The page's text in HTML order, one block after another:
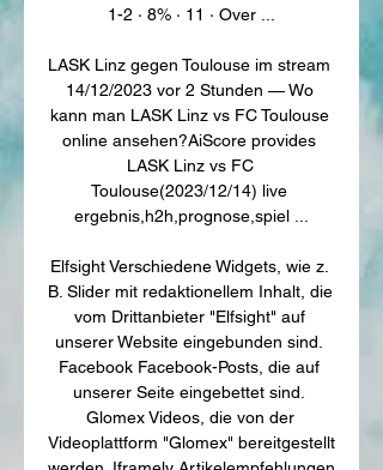
1-2 · 8% · 11 · Over ...
LASK Linz gegen Toulouse im stream
14/12/2023 vor 2 Stunden — Wo
kann man LASK Linz vs FC Toulouse
online ansehen?AiScore provides
LASK Linz vs FC
Toulouse(2023/12/14) live
ergebnis,h2h,prognose,spiel ...
Elfsight Verschiedene Widgets, wie z.
B. Slider mit redaktionellem Inhalt, die
vom Drittanbieter "Elfsight" auf
unserer Website eingebunden sind.
Facebook Facebook-Posts, die auf
unserer Seite eingebettet sind.
Glomex Videos, die von der
Videoplattform "Glomex" bereitgestellt